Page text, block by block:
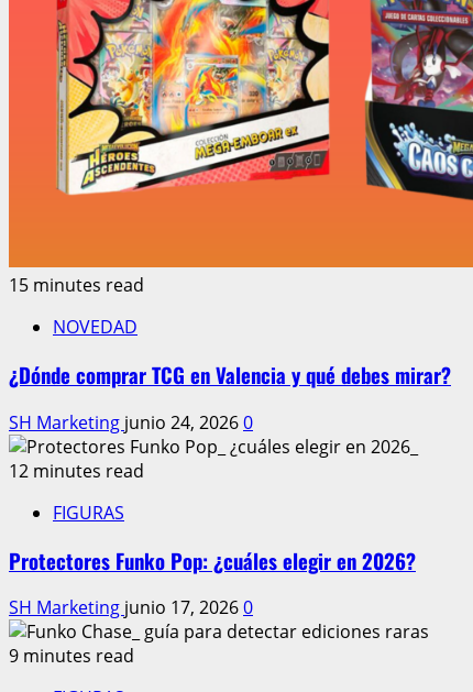
15 minutes read
NOVEDAD
¿Dónde comprar TCG en Valencia y qué debes mirar?
SH Marketing junio 24, 20260
12 minutes read
FIGURAS
Protectores Funko Pop: ¿cuáles elegir en 2026?
SH Marketing junio 17, 20260
9 minutes read